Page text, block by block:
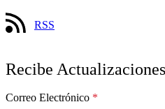
RSS
Recibe Actualizaciones
Correo Electrónico *